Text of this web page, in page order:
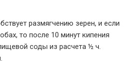
размягчению зерен, и если
то после 10 минут кипения
соды из расчета ½ ч.